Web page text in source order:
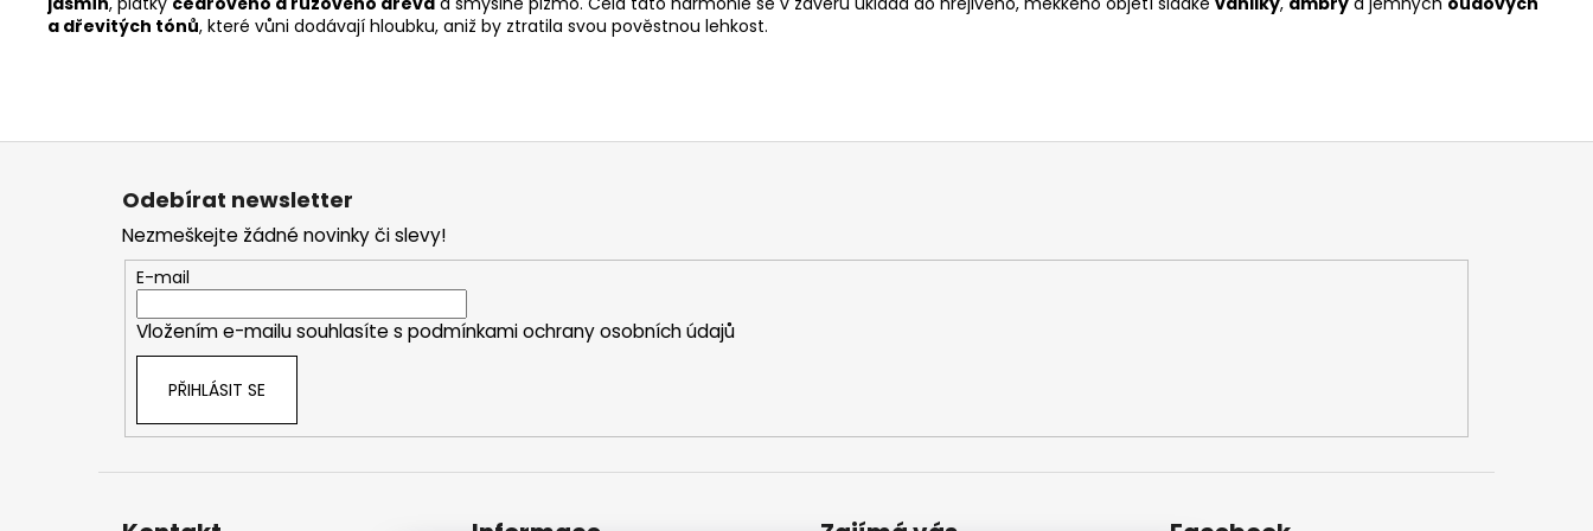
a dřevitých tónů, které vůni dodávají hloubku, aniž by ztratila svou pověstnou lehkost.
Z
Odebírat newsletter
Nezmeškejte žádné novinky či slevy!
E-mail
Vložením e-mailu souhlasíte s podmínkami ochrany osobních údajů
PŘIHLÁSIT SE